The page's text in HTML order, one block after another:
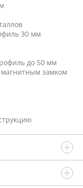
30 мм
до 50 мм
замком